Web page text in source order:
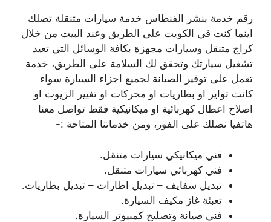
رقم خدمة بنشر الفنطاس خدمة سيارات متنقلة تصلك
اينما كنت في الكويت على الطريق وعند البيت من خلال
كراج متنقل وسيارات مجهزة بكافة الوسائل التي تعيد
تشغيل سيارتك وتحقق لك السلامة على الطريق، خدمة
تعمل على توفير الصيانة لجميع اجزاء السيارة سواء
كانت تواير او بطاريات او محركات او تغيير الزيوت او
اصلاح اعطال كهربائية او ميكانيكية فقط تواصل معنا
هاتفيا نصلك على الفور، ومن خدماتنا المتاحة :-
فني ميكانيكي سيارات متنقل.
فني كهربائي سيارات متنقل.
تبديل سفايف – تبديل اطارات – تبديل بطاريات.
تعبئة غاز مكيف السيارة.
فني صيانة وتصليح كمبيوتر السيارة.